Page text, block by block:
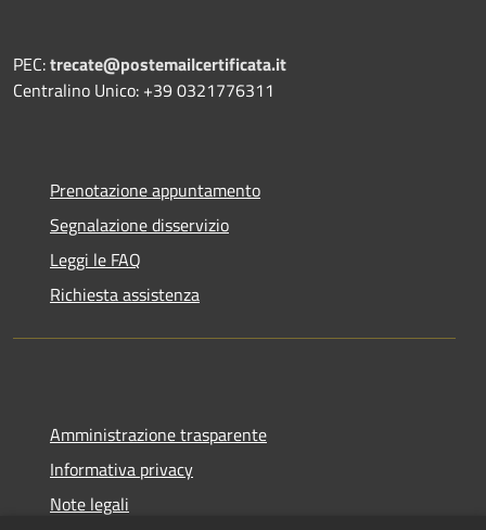
PEC:trecate@postemailcertificata.it
Centralino Unico: +39 0321776311
Prenotazione appuntamento
Segnalazione disservizio
Leggi le FAQ
Richiesta assistenza
Amministrazione trasparente
Informativa privacy
Note legali